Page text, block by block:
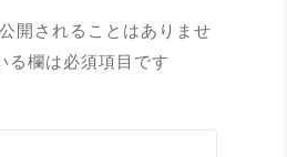
開されることはありませ
る欄は必須項目です